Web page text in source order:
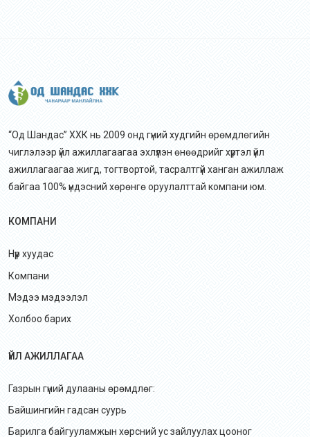
“Од Шандас” ХХК нь 2009 онд гүний худгийн өрөмдлөгийн
чиглэлээр үйл ажиллагаагаа эхлүүлэн өнөөдрийг хүртэл үйл
ажиллагаагаа жигд, тогтвортой, тасралтгүй ханган ажиллаж
байгаа 100% үндэсний хөрөнгө оруулалттай компани юм.
КОМПАНИ
Нүүр хуудас
Компани
Мэдээ мэдээлэл
Холбоо барих
ҮЙЛ АЖИЛЛАГАА
Газрын гүний дулааны өрөмдлөг:
Байшингийн гадсан суурь
Барилга байгууламжын хөрсний ус зайлуулах цооног